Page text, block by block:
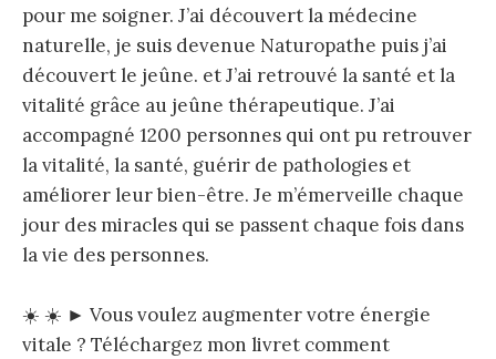
pour me soigner. J’ai découvert la médecine
naturelle, je suis devenue Naturopathe puis j’ai
découvert le jeûne. et J’ai retrouvé la santé et la
vitalité grâce au jeûne thérapeutique. J’ai
accompagné 1200 personnes qui ont pu retrouver
la vitalité, la santé, guérir de pathologies et
améliorer leur bien-être. Je m’émerveille chaque
jour des miracles qui se passent chaque fois dans
la vie des personnes.
☀️ ☀️ ► Vous voulez augmenter votre énergie
vitale ? Téléchargez mon livret comment